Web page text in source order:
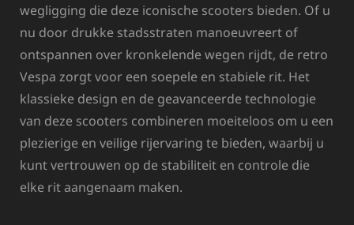
wegligging die deze iconische scooters bieden. Of u
nu door drukke stadsstraten manoeuvreert of
ontspannen over kronkelende wegen rijdt, de retro
Vespa zorgt voor een soepele en stabiele rit. Het
klassieke design en de geavanceerde technologie
van deze scooters combineren moeiteloos om u een
plezierige en veilige rijervaring te bieden, waarbij u
kunt vertrouwen op de stabiliteit en controle die
elke rit aangenaam maken.